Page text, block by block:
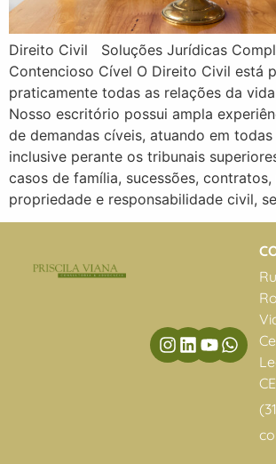
Direito Civil Soluções Jurídicas
Contencioso Cível O Direito Civil está
praticamente todas as relações da
Nosso escritório possui ampla
de demandas cíveis, atuando em todas
inclusive perante os tribunais
casos de família, sucessões, contratos,
propriedade e responsabilidade civil,